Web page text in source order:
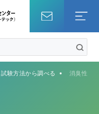
試験方法から調べる 消臭性